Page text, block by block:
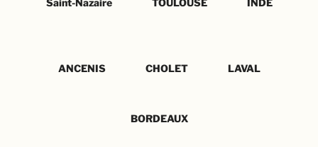
Saint-Nazaire TOULOUSE INDE
ANCENIS CHOLET LAVAL
BORDEAUX